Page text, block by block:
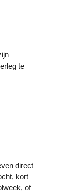
te
direct
kort
of